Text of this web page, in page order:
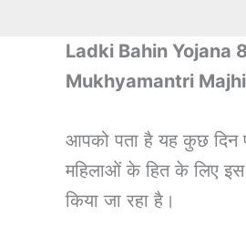
Ladki Bahin Yojana
Mukhyamantri
आपको पता है यह कुछ दिन
महिलाओं के हित के लिए
किया जा रहा है।